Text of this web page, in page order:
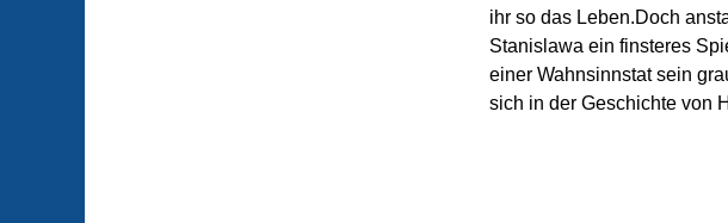
ihr so das Leben.Doch
Stanislawa ein finsteres
einer Wahnsinnstat sein
sich in der Geschichte von